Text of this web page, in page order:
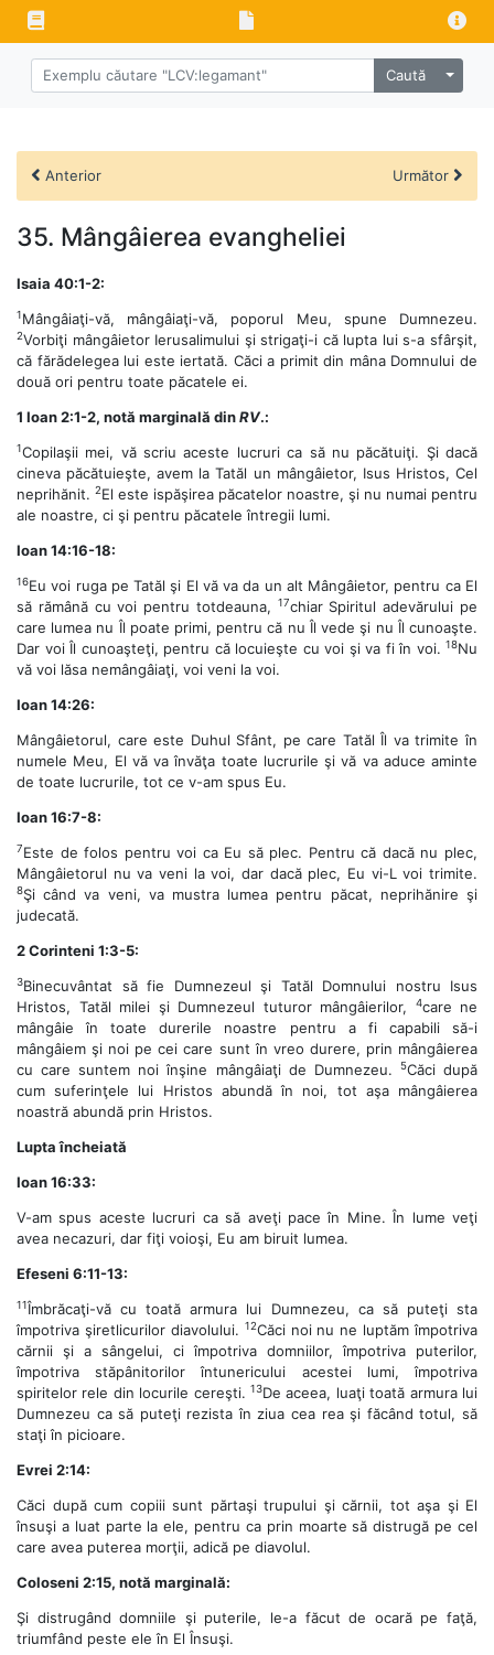
Caută
Anterior Următor
35. Mângâierea evangheliei
Isaia 40:1-2:
1Mângâiaţi-vă, mângâiaţi-vă, poporul Meu, spune Dumnezeu.
2Vorbiţi mângâietor Ierusalimului şi strigaţi-i că lupta lui s-a sfârşit,
că fărădelegea lui este iertată. Căci a primit din mâna Domnului de
două ori pentru toate păcatele ei.
1 Ioan 2:1-2, notă marginală dinRV.:
1Copilaşii mei, vă scriu aceste lucruri ca să nu păcătuiţi. Şi dacă
cineva păcătuieşte, avem la Tatăl un mângâietor, Isus Hristos, Cel
neprihănit. 2El este ispăşirea păcatelor noastre, şi nu numai pentru
ale noastre, ci şi pentru păcatele întregii lumi.
Ioan 14:16-18:
16Eu voi ruga pe Tatăl şi El vă va da un alt Mângâietor, pentru ca El
să rămână cu voi pentru totdeauna,
17chiar Spiritul adevărului pe
care lumea nu Îl poate primi, pentru că nu Îl vede şi nu Îl cunoaşte.
Dar voi Îl cunoaşteţi, pentru că locuieşte cu voi şi va fi în voi. 18Nu
vă voi lăsa nemângâiaţi, voi veni la voi.
Ioan 14:26:
Mângâietorul, care este Duhul Sfânt, pe care Tatăl Îl va trimite în
numele Meu, El vă va învăţa toate lucrurile şi vă va aduce aminte
de toate lucrurile, tot ce v-am spus Eu.
Ioan 16:7-8:
7Este de folos pentru voi ca Eu să plec. Pentru că dacă nu plec,
Mângâietorul nu va veni la voi, dar dacă plec, Eu vi-L voi trimite.
8Şi când va veni, va mustra lumea pentru păcat, neprihănire şi
judecată.
2 Corinteni 1:3-5:
3Binecuvântat să fie Dumnezeul şi Tatăl Domnului nostru Isus
Hristos, Tatăl milei şi Dumnezeul tuturor mângâierilor,
4care ne
mângâie în toate durerile noastre pentru a fi capabili să-i
mângâiem şi noi pe cei care sunt în vreo durere, prin mângâierea
cu care suntem noi înşine mângâiaţi de Dumnezeu.
5Căci după
cum suferinţele lui Hristos abundă în noi, tot aşa mângâierea
noastră abundă prin Hristos.
Lupta încheiată
Ioan 16:33:
V-am spus aceste lucruri ca să aveţi pace în Mine. În lume veţi
avea necazuri, dar fiţi voioşi, Eu am biruit lumea.
Efeseni 6:11-13:
11Îmbrăcaţi-vă cu toată armura lui Dumnezeu, ca să puteţi sta
împotriva şiretlicurilor diavolului. 12Căci noi nu ne luptăm împotriva
cărnii şi a sângelui, ci împotriva domniilor, împotriva puterilor,
împotriva stăpânitorilor întunericului acestei lumi, împotriva
spiritelor rele din locurile cereşti. 13De aceea, luaţi toată armura lui
Dumnezeu ca să puteţi rezista în ziua cea rea şi făcând totul, să
staţi în picioare.
Evrei 2:14:
Căci după cum copiii sunt părtaşi trupului şi cărnii, tot aşa şi El
însuşi a luat parte la ele, pentru ca prin moarte să distrugă pe cel
care avea puterea morţii, adică pe diavolul.
Coloseni 2:15, notă marginală:
Şi distrugând domniile şi puterile, le-a făcut de ocară pe faţă,
triumfând peste ele în El Însuşi.